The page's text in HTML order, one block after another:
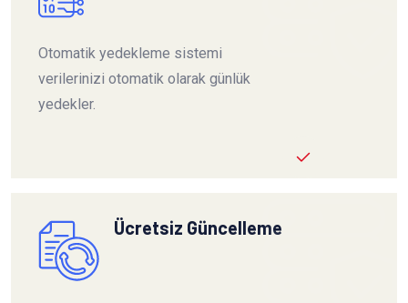
Otomatik yedekleme sistemi
verilerinizi otomatik olarak günlük
yedekler.
Ücretsiz Güncelleme